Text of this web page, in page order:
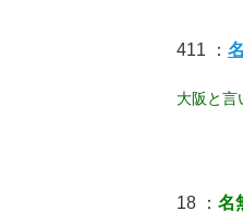
411 ：
大阪と言
18 ： 名